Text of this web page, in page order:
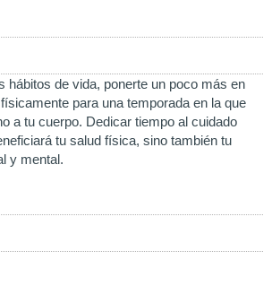
hábitos de vida, ponerte un poco más en
para una temporada en la que
a tu cuerpo. Dedicar tiempo al cuidado
tu salud física, sino también tu
y mental.